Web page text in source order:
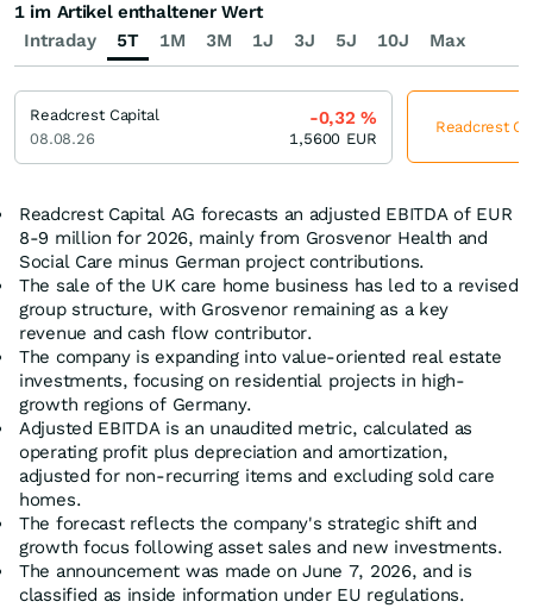
Readcrest Capital AG forecasts an adjusted EBITDA of EUR
8-9 million for 2026, mainly from Grosvenor Health and
Social Care minus German project contributions.
The sale of the UK care home business has led to a revised
group structure, with Grosvenor remaining as a key
revenue and cash flow contributor.
The company is expanding into value-oriented real estate
investments, focusing on residential projects in high-
growth regions of Germany.
Adjusted EBITDA is an unaudited metric, calculated as
operating profit plus depreciation and amortization,
adjusted for non-recurring items and excluding sold care
homes.
The forecast reflects the company's strategic shift and
growth focus following asset sales and new investments.
The announcement was made on June 7, 2026, and is
classified as inside information under EU regulations.
Intraday 5T 1M 3M 1J 3J 5J 10J Max
1 im Artikel enthaltener Wert
Readcrest Capital
08.08.26
-0,32%
1,5600 EUR
Readcrest